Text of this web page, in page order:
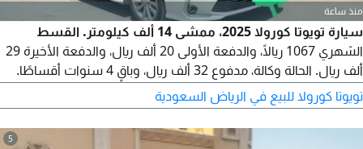
منذ ساعة
سيارة تويوتا كورولا 2025، ممشى 14 ألف كيلومتر. القسط
الشهري 1067 ريالًا، والدفعة الأولى 20 ألف ريال، والدفعة الأخيرة 29
ألف ريال. الحالة وكالة، مدفوع 32 ألف ريال، وباقٍ 4 سنوات أقساطًا.
مطلوب 20 ألف ريال مقابل التنازل، على أن يكون الراتب في مصرف
الراجحي. الأقساط والدفعة الأخيرة مجتمعة 80 ألف ريال، وأنا أطلب
20 ألفًا، فيصبح المجموع 100 ألف ريال.
تويوتا كورولا للبيع في الرياض السعودية
5